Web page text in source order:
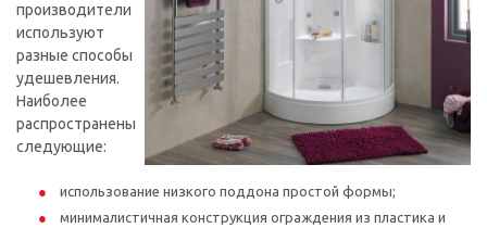
производители
используют
разные способы
удешевления.
Наиболее
распространены
следующие:
использование низкого поддона простой формы;
минималистичная конструкция ограждения из пластика и